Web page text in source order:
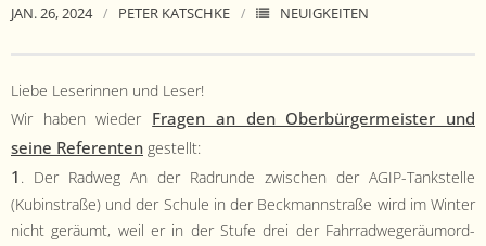
Verein
- Unser Team
- Satzung
- Mitglied werden
JAN. 26, 2024 PETER KATSCHKE NEUIGKEITEN
Liebe Leserin­nen und Leser!
Wir haben wieder Fra­gen an den Ober­bürg­er­meis­ter und
seine Ref­er­enten gestellt:
1 . Der Rad­weg An der Radrunde zwis­chen der AGIP-Tankstelle
(Kubin­straße) und der Schule in der Beck­mannstraße wird im Win­ter
nicht geräumt, weil er in der Stufe drei der Fahrrad­wegeräu­mord­